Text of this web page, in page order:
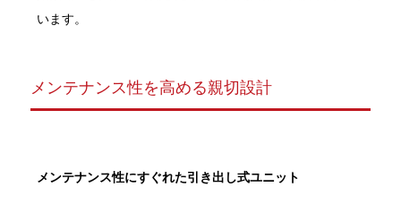
います。
メンテナンス性を高める親切設計
メンテナンス性にすぐれた引き出し式ユニット